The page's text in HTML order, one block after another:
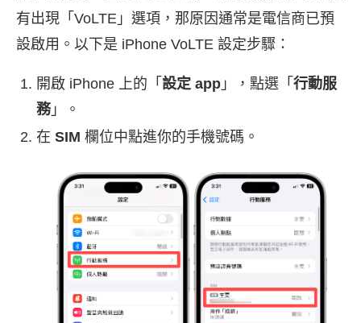
有出現「VoLTE」選項，那原因通常是電信商已預
設啟用。以下是 iPhone VoLTE 設定步驟：
開啟 iPhone 上的「 設定 app 」，點選「 行動服
務」。
在 SIM 欄位中點進你的手機號碼。